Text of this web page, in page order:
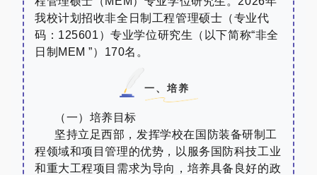
我校计划招收非全日制工程管理硕士（专业代
码： 125601 ）专业学位研究生 （以下简称“非全
日制 MEM ”） 170名。
一、培养
（一）培养目标
坚持立足西部，发挥学校在国防装备研制工
程领域和项目管理的优势，以服务国防科技工业
和重大工程项目需求为导向，培养具备良好的政